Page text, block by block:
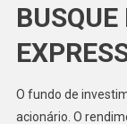
BUSQUE
O fundo de
acionário. O